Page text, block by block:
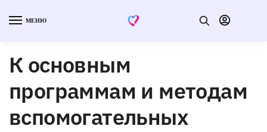
МЕНЮ
К основным
программам и методам
вспомогательных